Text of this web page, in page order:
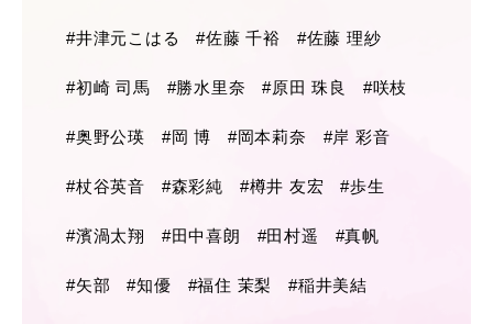
#井津元こはる #佐藤 千裕 #佐藤 理紗
#初崎 司馬 #勝水里奈 #原田 珠良 #咲枝
#奥野公瑛 #岡 博 #岡本莉奈 #岸 彩音
#杖谷英音 #森彩純 #樽井 友宏 #歩生
#濱渦太翔 #田中喜朗 #田村遥 #真帆
#矢部 #知優 #福住 茉梨 #稲井美結